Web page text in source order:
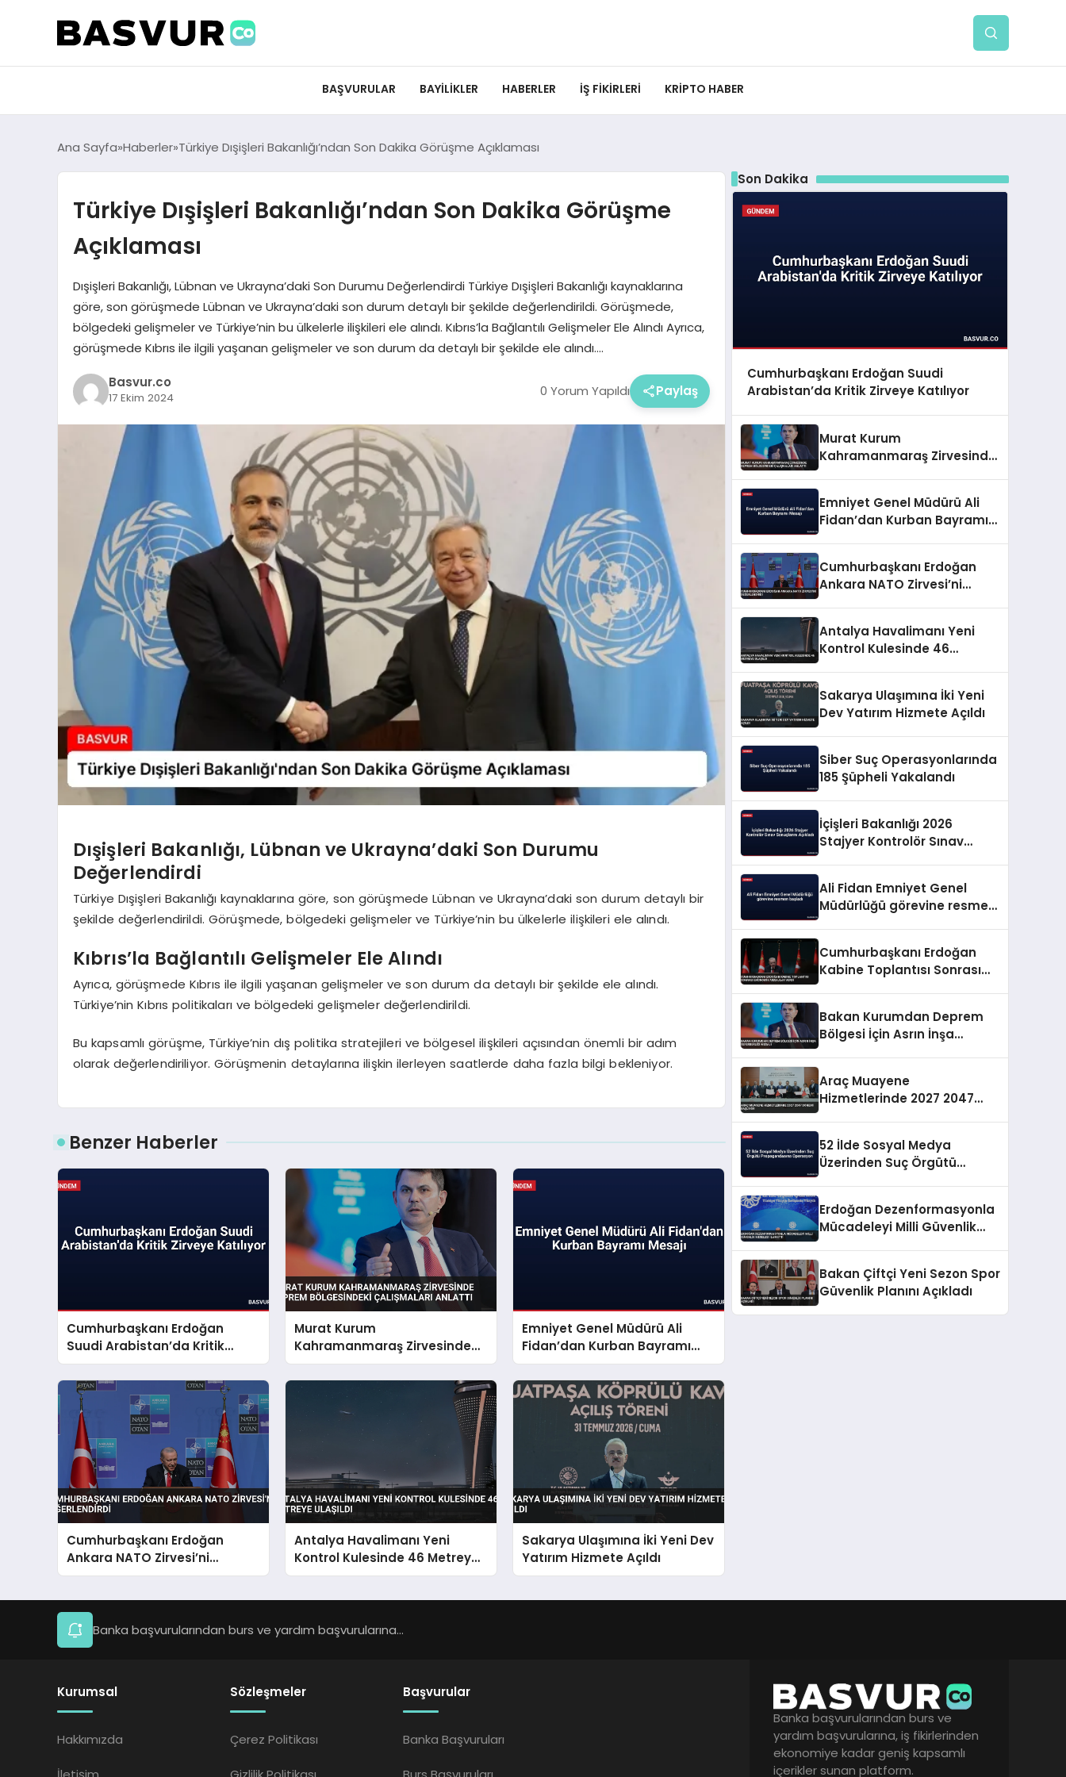
BAŞVURULAR BAYILIKLER HABERLER İŞ FIKIRLERI KRIPTO HABER
Ana Sayfa Haberler Türkiye Dışişleri Bakanlığı’ndan Son Dakika Görüşme Açıklaması
Türkiye Dışişleri Bakanlığı’ndan Son Dakika Görüşme
Açıklaması
Dışişleri Bakanlığı, Lübnan ve Ukrayna’daki Son Durumu Değerlendirdi Türkiye Dışişleri Bakanlığı kaynaklarına
göre, son görüşmede Lübnan ve Ukrayna’daki son durum detaylı bir şekilde değerlendirildi. Görüşmede,
bölgedeki gelişmeler ve Türkiye’nin bu ülkelerle ilişkileri ele alındı. Kıbrıs’la Bağlantılı Gelişmeler Ele Alındı Ayrıca,
görüşmede Kıbrıs ile ilgili yaşanan gelişmeler ve son durum da detaylı bir şekilde ele alındı….
Basvur.co
17 Ekim 2024 0 Yorum Yapıldı Paylaş
Dışişleri Bakanlığı, Lübnan ve Ukrayna’daki Son Durumu
Değerlendirdi
Türkiye Dışişleri Bakanlığı kaynaklarına göre, son görüşmede Lübnan ve Ukrayna’daki son durum detaylı bir
şekilde değerlendirildi. Görüşmede, bölgedeki gelişmeler ve Türkiye’nin bu ülkelerle ilişkileri ele alındı.
Kıbrıs’la Bağlantılı Gelişmeler Ele Alındı
Ayrıca, görüşmede Kıbrıs ile ilgili yaşanan gelişmeler ve son durum da detaylı bir şekilde ele alındı.
Türkiye’nin Kıbrıs politikaları ve bölgedeki gelişmeler değerlendirildi.
Bu kapsamlı görüşme, Türkiye’nin dış politika stratejileri ve bölgesel ilişkileri açısından önemli bir adım
olarak değerlendiriliyor. Görüşmenin detaylarına ilişkin ilerleyen saatlerde daha fazla bilgi bekleniyor.
Benzer Haberler
Cumhurbaşkanı Erdoğan
Suudi Arabistan’da Kritik
Zirveye Katılıyor
Murat Kurum
Kahramanmaraş Zirvesinde
Deprem Bölgesindeki
Çalışmaları Anlattı
Emniyet Genel Müdürü Ali
Fidan’dan Kurban Bayramı
Mesajı
Cumhurbaşkanı Erdoğan
Ankara NATO Zirvesi’ni
Değerlendirdi
Antalya Havalimanı Yeni
Kontrol Kulesinde 46 Metreye
Ulaşıldı
Sakarya Ulaşımına İki Yeni Dev
Yatırım Hizmete Açıldı
Son Dakika
Cumhurbaşkanı Erdoğan Suudi
Arabistan’da Kritik Zirveye Katılıyor
Murat Kurum
Kahramanmaraş Zirvesinde
Emniyet Genel Müdürü Ali
Fidan’dan Kurban Bayramı
Cumhurbaşkanı Erdoğan
Ankara NATO Zirvesi’ni
Antalya Havalimanı Yeni
Kontrol Kulesinde 46
Sakarya Ulaşımına İki Yeni
Dev Yatırım Hizmete Açıldı
Siber Suç Operasyonlarında
185 Şüpheli Yakalandı
İçişleri Bakanlığı 2026
Stajyer Kontrolör Sınav
Ali Fidan Emniyet Genel
Müdürlüğü görevine resmen
Cumhurbaşkanı Erdoğan
Kabine Toplantısı Sonrası
Bakan Kurumdan Deprem
Bölgesi İçin Asrın İnşa
Araç Muayene
Hizmetlerinde 2027 2047
52 İlde Sosyal Medya
Üzerinden Suç Örgütü
Erdoğan Dezenformasyonla
Mücadeleyi Milli Güvenlik
Bakan Çiftçi Yeni Sezon Spor
Güvenlik Planını Açıkladı
Banka başvurularından burs ve yardım başvurularına...
Kurumsal
Hakkımızda
Sözleşmeler
Çerez Politikası
Başvurular
Banka Başvuruları
Banka başvurularından burs ve
yardım başvurularına, iş fikirlerinden
ekonomiye kadar geniş kapsamlı
içerikler sunan platform.